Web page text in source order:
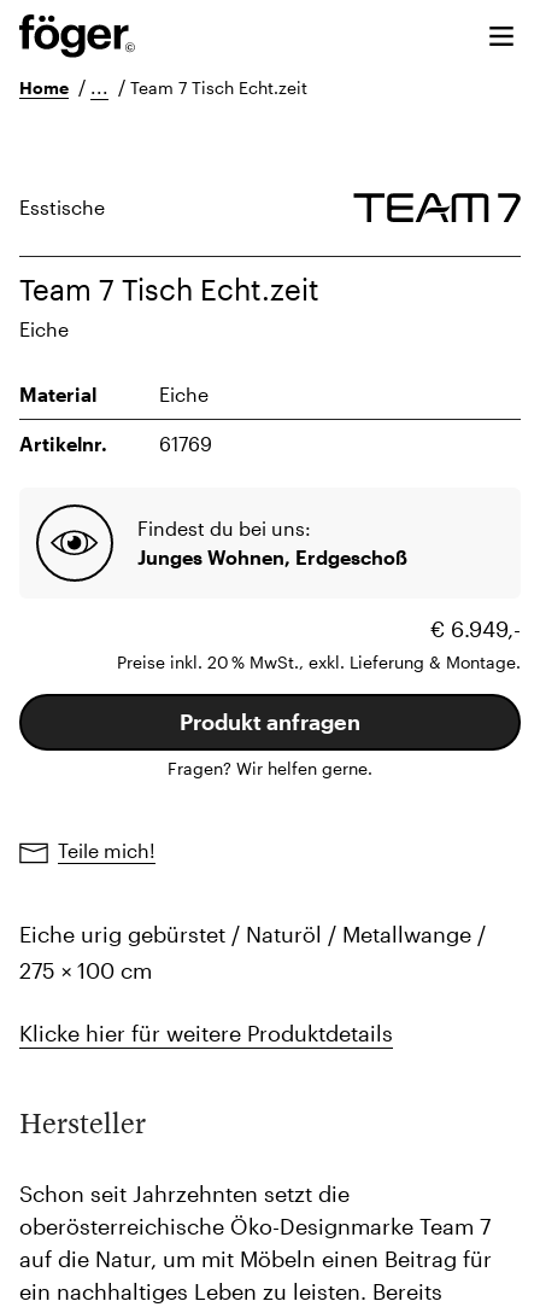
Home / ... / Team 7 Tisch Echt.zeit
Esstische
Team 7 Tisch Echt.zeit
Eiche
Material Eiche
Artikelnr. 61769
Findest du bei uns:
Junges Wohnen, Erdgeschoß
€ 6.949,-
Preise inkl. 20 % MwSt., exkl. Lieferung & Montage.
Produkt anfragen
Fragen? Wir helfen gerne.
Teile mich!
Eiche urig gebürstet / Naturöl / Metallwange /
275 × 100 cm
Klicke hier für weitere Produktdetails
Hersteller
Schon seit Jahrzehnten setzt die
oberösterreichische Öko-Designmarke Team 7
auf die Natur, um mit Möbeln einen Beitrag für
ein nachhaltiges Leben zu leisten. Bereits